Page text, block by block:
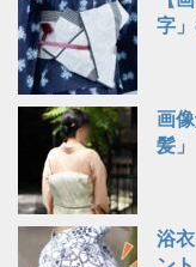
字
画
髪」
浴